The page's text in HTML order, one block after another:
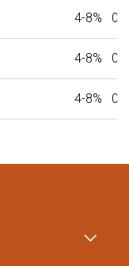
4-8%
4-8%
4-8%